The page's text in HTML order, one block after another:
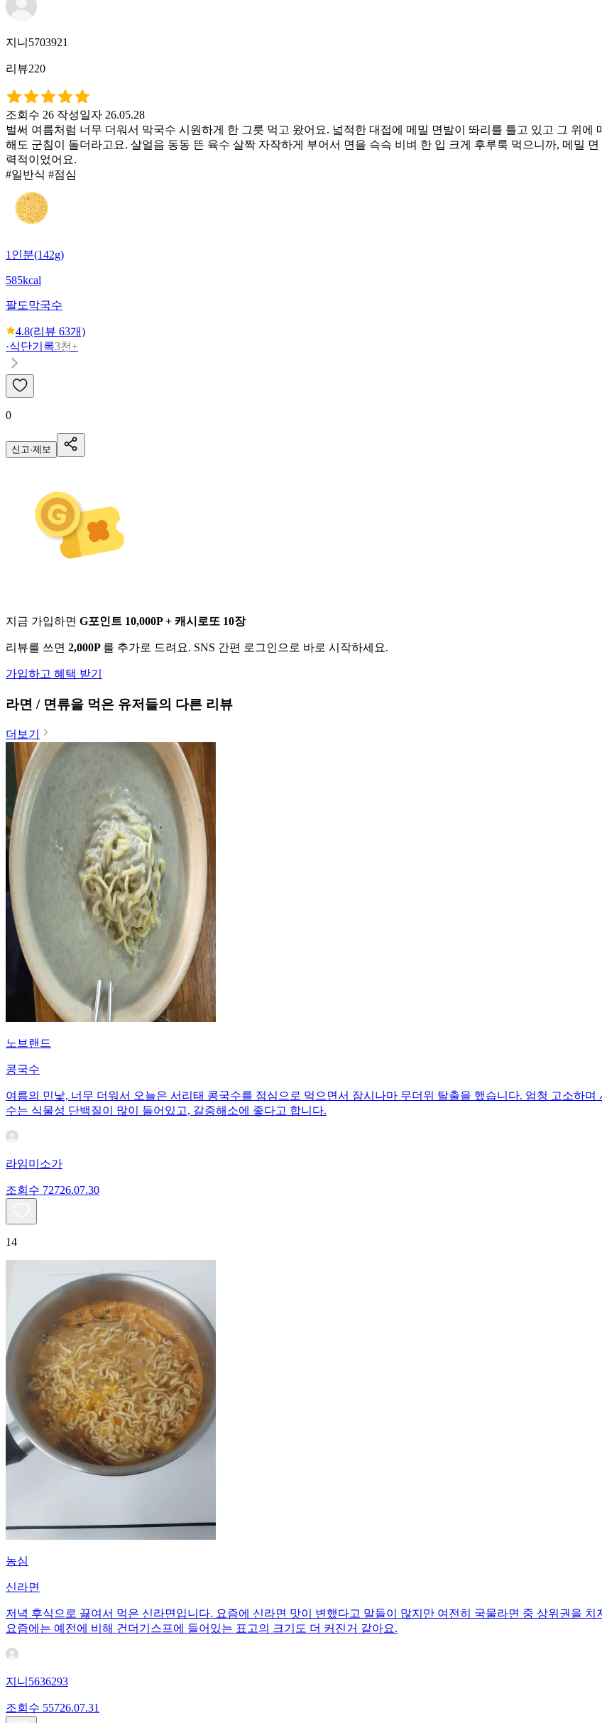
지니5703921
리뷰220
조회수 26 작성일자 26.05.28
벌써 여름처럼 너무 더워서 막국수 시원하게 한 그릇 먹고 왔어요. 넓적한 대접에 메밀 면발이 똬리를 틀고 있고 그 위
해도 군침이 돌더라고요. 살얼음 동동 뜬 육수 살짝 자작하게 부어서 면을 슥슥 비벼 한 입 크게 후루룩 먹으니까, 메밀
력적이었어요.
#일반식 #점심
1인분(142g)
585kcal
팔도막국수
4.8(리뷰 63개)
·식단기록3천+
0
신고·제보
지금 가입하면 G포인트 10,000P + 캐시로또 10장
리뷰를 쓰면 2,000P 를 추가로 드려요. SNS 간편 로그인으로 바로 시작하세요.
가입하고 혜택 받기
라면 / 면류을 먹은 유저들의 다른 리뷰
더보기
노브랜드
콩국수
여름의 민낯, 너무 더워서 오늘은 서리태 콩국수를 점심으로 먹으면서 잠시나마 무더위 탈출을 했습니다. 엄청 고소하
수는 식물성 단백질이 많이 들어있고, 갈증해소에 좋다고 합니다.
라임미소가
조회수 72726.07.30
14
농심
신라면
저녁 후식으로 끓여서 먹은 신라면입니다. 요즘에 신라면 맛이 변했다고 말들이 많지만 여전히 국물라면 중 상위권을
요즘에는 예전에 비해 건더기스프에 들어있는 표고의 크기도 더 커진거 같아요.
지니5636293
조회수 55726.07.31